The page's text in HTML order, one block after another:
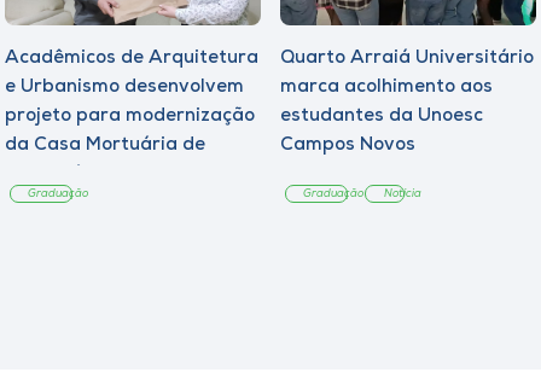
Acadêmicos de Arquitetura
e Urbanismo desenvolvem
projeto para modernização
da Casa Mortuária de
Graduação
Quarto Arraiá Universitário
marca acolhimento aos
estudantes da Unoesc
Campos Novos
Graduação Notícia